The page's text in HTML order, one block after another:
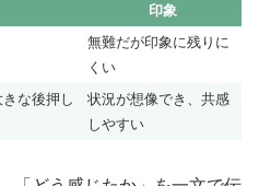
印象
無難だが印象に残りに
くい
な後押し
状況が想像でき、共感
しやすい